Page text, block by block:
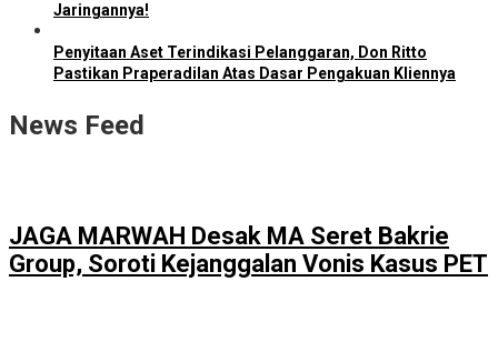
Jaringannya!
Penyitaan Aset Terindikasi Pelanggaran, Don Ritto
Pastikan Praperadilan Atas Dasar Pengakuan Kliennya
News Feed
JAGA MARWAH Desak MA Seret Bakrie
Group, Soroti Kejanggalan Vonis Kasus PET